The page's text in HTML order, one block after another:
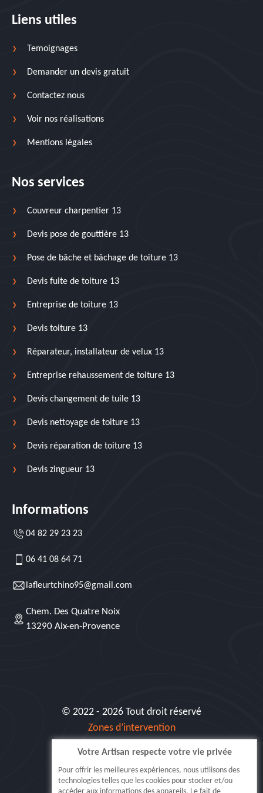
Liens utiles
Temoignages
Demander un devis gratuit
Contactez nous
Voir nos réalisations
Mentions légales
Nos services
Couvreur charpentier 13
Devis pose de gouttière 13
Pose de bâche et bâchage de toiture 13
Devis fuite de toiture 13
Entreprise de toiture 13
Devis toiture 13
Réparateur, installateur de velux 13
Entreprise rehaussement de toiture 13
Devis changement de tuile 13
Devis nettoyage de toiture 13
Devis réparation de toiture 13
Devis zingueur 13
Informations
04 82 29 23 23
06 41 08 64 71
lafleurtchino95@gmail.com
Chem. Des Quatre Noix
13290 Aix-en-Provence
© 2022 - 2026 Tout droit réservé
Zones d’intervention
Siret: 515 062 404 000 30
Votre Artisan respecte votre vie privée
Pour offrir les meilleures expériences, nous utilisons des
technologies telles que les cookies pour stocker et/ou